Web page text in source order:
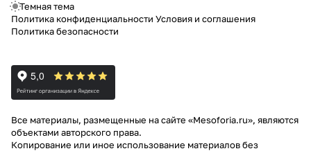
Темная тема
Политика конфиденциальности Условия и соглашения
Политика безопасности
Все материалы, размещенные на сайте «Mesoforia.ru», являются
объектами авторского права.
Копирование или иное использование материалов без